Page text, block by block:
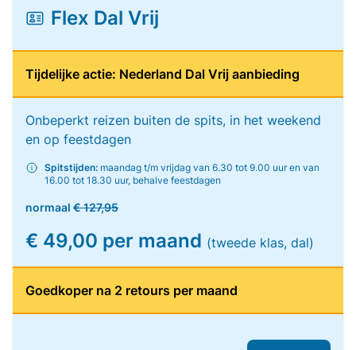
Flex Dal Vrij
Tijdelijke actie: Nederland Dal Vrij aanbieding
Onbeperkt reizen buiten de spits, in het weekend
en op feestdagen
Spitstijden: maandag t/m vrijdag van 6.30 tot 9.00 uur en van
16.00 tot 18.30 uur, behalve feestdagen
normaal € 127,95
€ 49,00 per maand (tweede klas, dal)
Goedkoper na 2 retours per maand